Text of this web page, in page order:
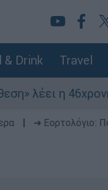
& Drink Travel
- Τι
➔ Εορτολόγιο: